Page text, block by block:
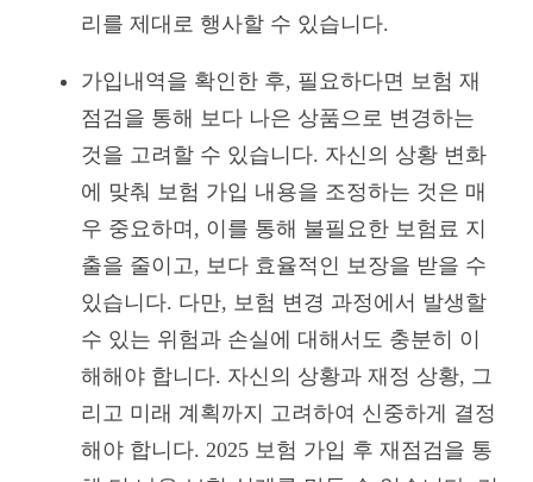
리를 제대로 행사할 수 있습니다.
가입내역을 확인한 후, 필요하다면 보험 재
점검을 통해 보다 나은 상품으로 변경하는
것을 고려할 수 있습니다. 자신의 상황 변화
에 맞춰 보험 가입 내용을 조정하는 것은 매
우 중요하며, 이를 통해 불필요한 보험료 지
출을 줄이고, 보다 효율적인 보장을 받을 수
있습니다. 다만, 보험 변경 과정에서 발생할
수 있는 위험과 손실에 대해서도 충분히 이
해해야 합니다. 자신의 상황과 재정 상황, 그
리고 미래 계획까지 고려하여 신중하게 결정
해야 합니다. 2025 보험 가입 후 재점검을 통